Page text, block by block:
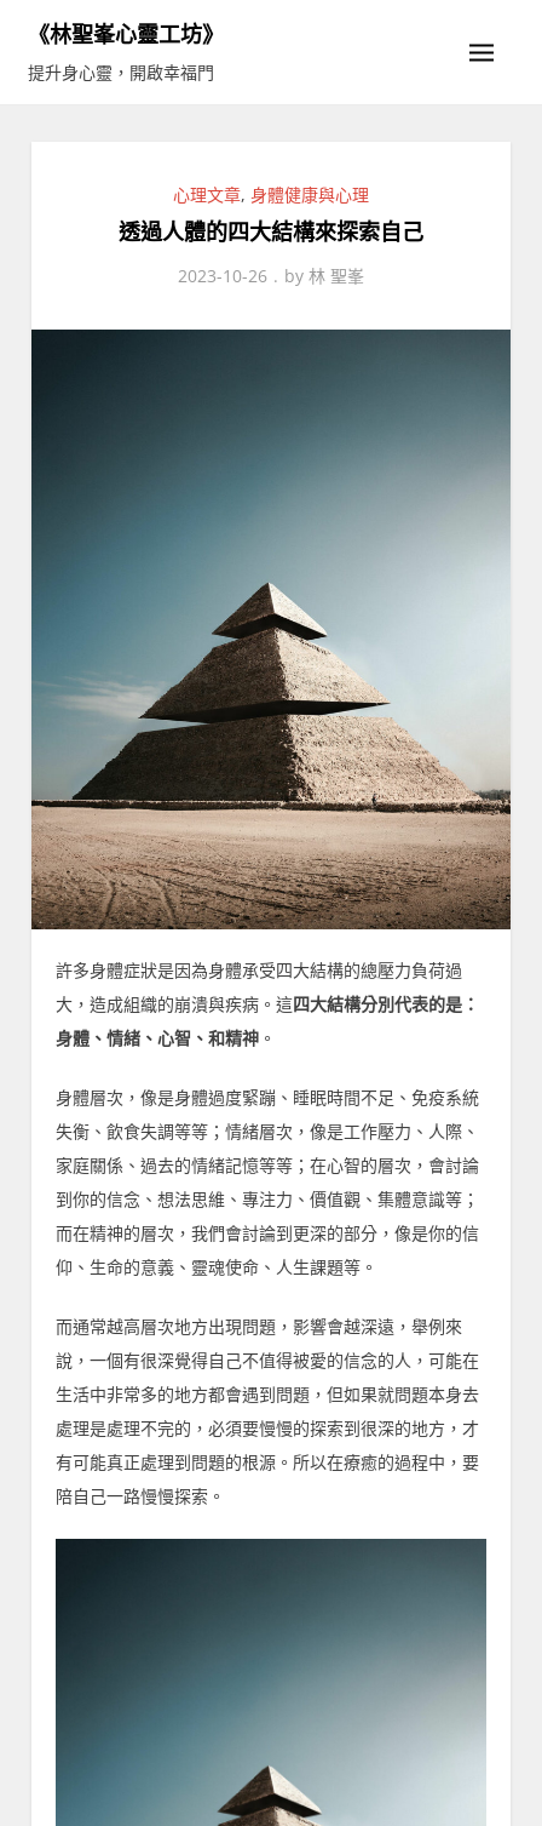
content
《林聖峯心靈工坊》
提升身心靈，開啟幸福門
心理文章, 身體健康與心理
透過人體的四大結構來探索自己
2023-10-26 by 林 聖峯
許多身體症狀是因為身體承受四大結構的總壓力負荷過
大，造成組織的崩潰與疾病。這四大結構分別代表的是：
身體、情緒、心智、和精神 。
身體層次，像是身體過度緊蹦、睡眠時間不足、免疫系統
失衡、飲食失調等等；情緒層次，像是工作壓力、人際、
家庭關係、過去的情緒記憶等等；在心智的層次，會討論
到你的信念、想法思維、專注力、價值觀、集體意識等；
而在精神的層次，我們會討論到更深的部分，像是你的信
仰、生命的意義、靈魂使命、人生課題等。
而通常越高層次地方出現問題，影響會越深遠，舉例來
說，一個有很深覺得自己不值得被愛的信念的人，可能在
生活中非常多的地方都會遇到問題，但如果就問題本身去
處理是處理不完的，必須要慢慢的探索到很深的地方，才
有可能真正處理到問題的根源。所以在療癒的過程中，要
陪自己一路慢慢探索。